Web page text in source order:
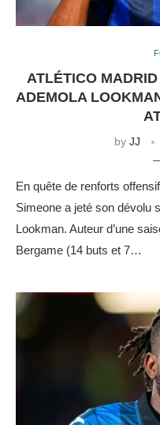
ATLÉTICO
ADEMOLA
by JJ
En quête de renforts
Simeone a jeté son dévolu
Lookman. Auteur d’une
Bergame (14 buts et 7…